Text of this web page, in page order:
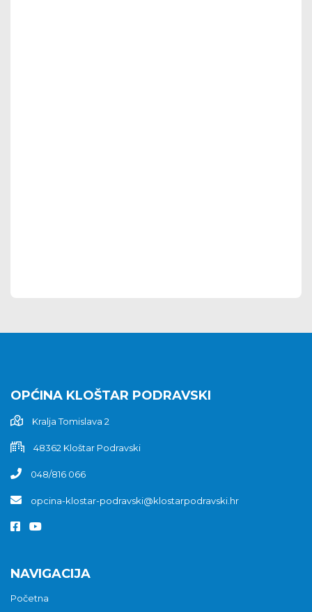
OPĆINA KLOŠTAR PODRAVSKI
Kralja Tomislava 2
48362 Kloštar Podravski
048/816 066
opcina-klostar-podravski@klostarpodravski.hr
NAVIGACIJA
Početna